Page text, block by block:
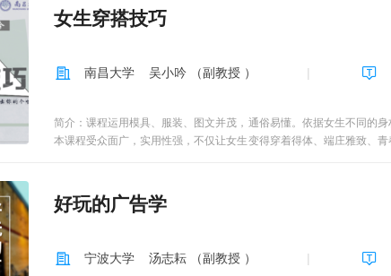
乐种，对音乐的概述、艺术形式、代表种类、艺术特点进行音乐分
量事实中归纳出一般性规律，并浓缩转化为非音乐专业学习者能够接
式，适用于高师、高职、普通高校学生自学学习，也可供在职中小
类别的特点，本课程各章节的侧重点安排如下： 1、民间歌曲部分，
由于许多民间歌舞形式的音乐篇幅扩大、音乐表现力逐渐增强，
（腔）、表（作）三位一体的音乐艺术，也称曲艺。民间说唱是我国
等多种艺术手段于一身的综合性舞台艺术。
女生穿搭技巧
南昌大学 吴小吟 （副教授 ）
简介：课程运用模具、服装、图文并茂，通俗易懂。依据女生不同的
本课程受众面广，实用性强，不仅让女生变得穿着得体、端庄雅致、
好玩的广告学
宁波大学 汤志耘 （副教授 ）